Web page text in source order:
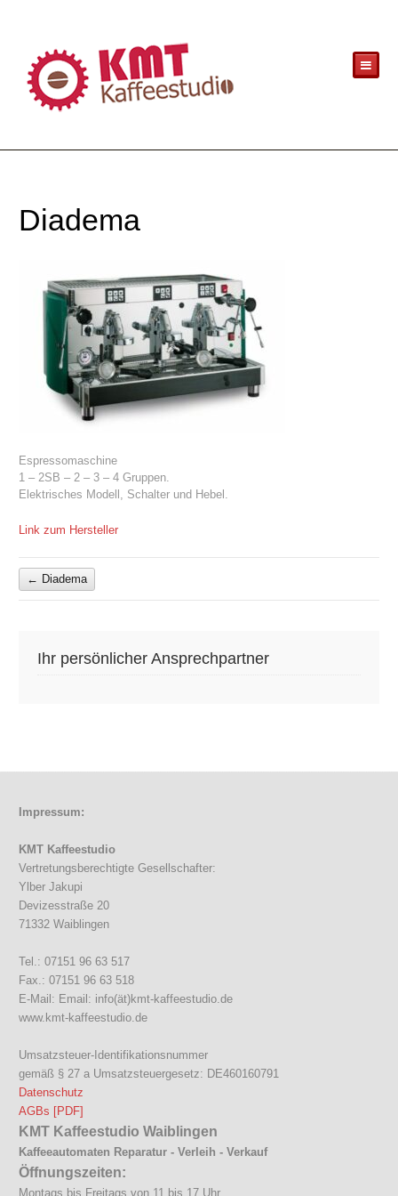
Diadema
Espressomaschine
1 – 2SB – 2 – 3 – 4 Gruppen.
Elektrisches Modell, Schalter und Hebel.
Link zum Hersteller
← Diadema
Ihr persönlicher Ansprechpartner
Impressum:
KMT Kaffeestudio
Vertretungsberechtigte Gesellschafter:
Ylber Jakupi
Devizesstraße 20
71332 Waiblingen
Tel.: 07151 96 63 517
Fax.: 07151 96 63 518
E-Mail: Email: info(ät)kmt-kaffeestudio.de
www.kmt-kaffeestudio.de
Umsatzsteuer-Identifikationsnummer
gemäß § 27 a Umsatzsteuergesetz: DE460160791
Datenschutz
AGBs [PDF]
KMT Kaffeestudio Waiblingen
Kaffeeautomaten Reparatur - Verleih - Verkauf
Öffnungszeiten:
Montags bis Freitags von 11 bis 17 Uhr